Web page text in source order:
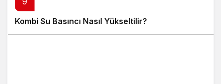
Kombi Su Basıncı Nasıl Yükseltilir?